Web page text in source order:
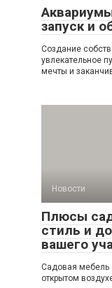
запуск и
Создание
увлекательное
мечты и
Новости
Плюсы
стиль и
вашего
Садовая мебель
открытом